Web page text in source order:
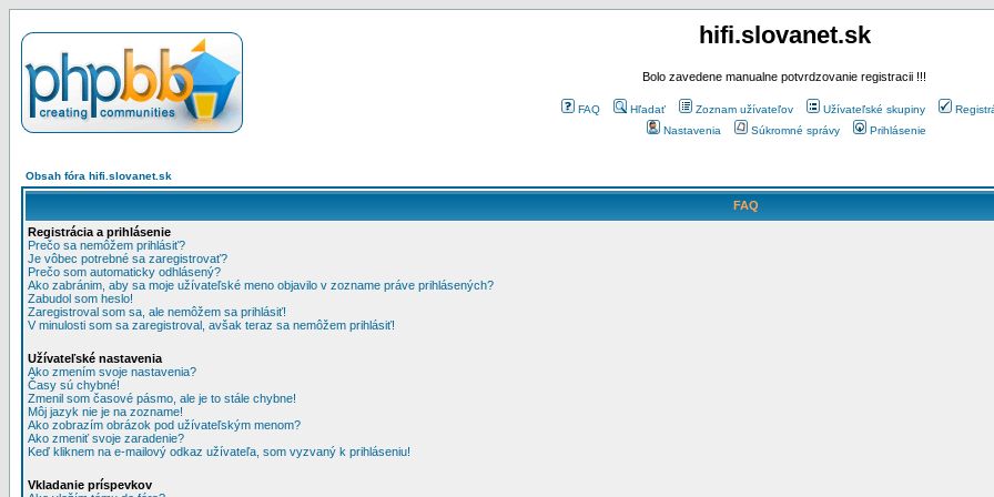
hifi.slovanet.sk
Bolo zavedene manualne potvrdzovanie registracii !!!
FAQ Hľadať Zoznam užívateľov Užívateľské skupiny
Nastavenia
Súkromné správy Prihlásenie
Obsah fóra hifi.slovanet.sk
FAQ
Registrácia a prihlásenie
Prečo sa nemôžem prihlásiť?
Je vôbec potrebné sa zaregistrovať?
Prečo som automaticky odhlásený?
Ako zabránim, aby sa moje užívateľské meno objavilo v zozname práve prihlásených?
Zabudol som heslo!
Zaregistroval som sa, ale nemôžem sa prihlásiť!
V minulosti som sa zaregistroval, avšak teraz sa nemôžem prihlásiť!
Užívateľské nastavenia
Ako zmením svoje nastavenia?
Časy sú chybné!
Zmenil som časové pásmo, ale je to stále chybne!
Môj jazyk nie je na zozname!
Ako zobrazím obrázok pod užívateľským menom?
Ako zmeniť svoje zaradenie?
Keď kliknem na e-mailový odkaz užívateľa, som vyzvaný k prihláseniu!
Vkladanie príspevkov